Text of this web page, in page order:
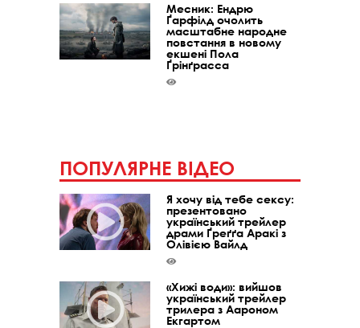
Месник: Ендрю
Ґарфілд очолить
масштабне народне
повстання в новому
екшені Пола
Ґрінґрасса
ПОПУЛЯРНЕ ВІДЕО
Я хочу від тебе сексу:
презентовано
український трейлер
драми Ґреґґа Аракі з
Олівією Вайлд
«Хижі води»: вийшов
український трейлер
трилера з Аароном
Екгартом